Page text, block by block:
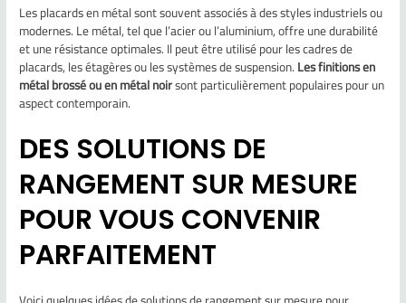
Les placards en métal sont souvent associés à des styles industriels ou
modernes. Le métal, tel que l’acier ou l’aluminium, offre une durabilité
et une résistance optimales. Il peut être utilisé pour les cadres de
placards, les étagères ou les systèmes de suspension.Les finitions en
métal brossé ou en métal noirsont particulièrement populaires pour un
aspect contemporain.
DES SOLUTIONS DE
RANGEMENT SUR MESURE
POUR VOUS CONVENIR
PARFAITEMENT